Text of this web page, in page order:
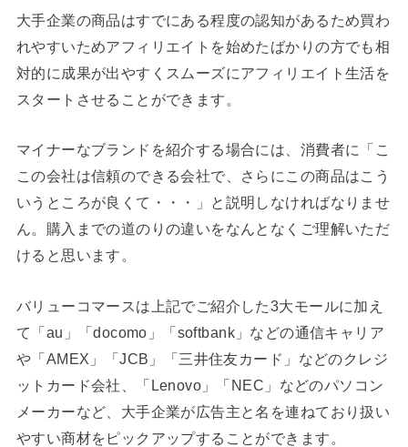
大手企業の商品はすでにある程度の認知があるため買わ
れやすいためアフィリエイトを始めたばかりの方でも相
対的に成果が出やすくスムーズにアフィリエイト生活を
スタートさせることができます。
マイナーなブランドを紹介する場合には、消費者に「こ
この会社は信頼のできる会社で、さらにこの商品はこう
いうところが良くて・・・」と説明しなければなりませ
ん。購入までの道のりの違いをなんとなくご理解いただ
けると思います。
バリューコマースは上記でご紹介した3大モールに加え
て「au」「docomo」「softbank」などの通信キャリア
や「AMEX」「JCB」「三井住友カード」などのクレジ
ットカード会社、「Lenovo」「NEC」などのパソコン
メーカーなど、大手企業が広告主と名を連ねており扱い
やすい商材をピックアップすることができます。